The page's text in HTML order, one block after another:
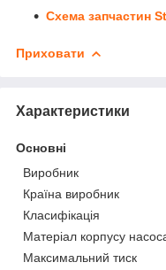
Схема запчастин
Приховати
Характеристики
Основні
Виробник
Країна виробник
Класифікація
Матеріал корпусу
Максимальний тиск